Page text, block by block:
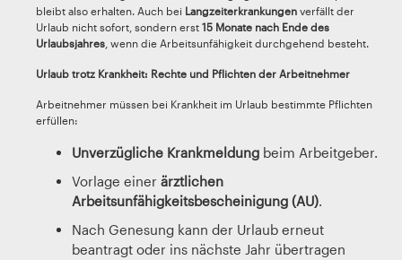
bleibt also erhalten. Auch bei Langzeiterkrankungen verfällt der
Urlaub nicht sofort, sondern erst 15 Monate nach Ende des
Urlaubsjahres , wenn die Arbeitsunfähigkeit durchgehend besteht.
Urlaub trotz Krankheit: Rechte und Pflichten der Arbeitnehmer
Arbeitnehmer müssen bei Krankheit im Urlaub bestimmte Pflichten
erfüllen:
Unverzügliche Krankmeldung beim Arbeitgeber.
Vorlage einer ärztlichen
Arbeitsunfähigkeitsbescheinigung (AU).
Nach Genesung kann der Urlaub erneut
beantragt oder ins nächste Jahr übertragen